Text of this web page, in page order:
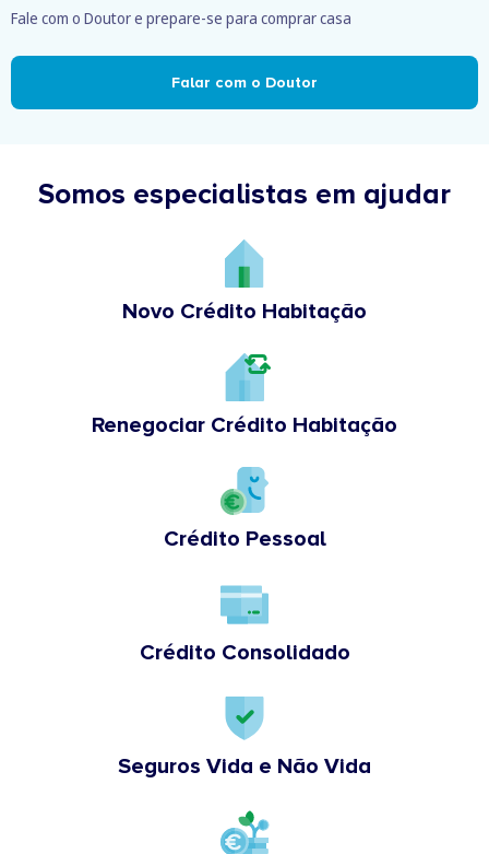
Fale com o Doutor e prepare-se para comprar casa
Falar com o Doutor
Somos especialistas em ajudar
Novo Crédito Habitação
Renegociar Crédito Habitação
Crédito Pessoal
Crédito Consolidado
Seguros Vida e Não Vida